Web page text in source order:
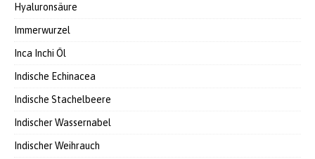
Hyaluronsäure
Immerwurzel
Inca Inchi Öl
Indische Echinacea
Indische Stachelbeere
Indischer Wassernabel
Indischer Weihrauch